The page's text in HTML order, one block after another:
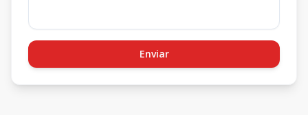
Enviar